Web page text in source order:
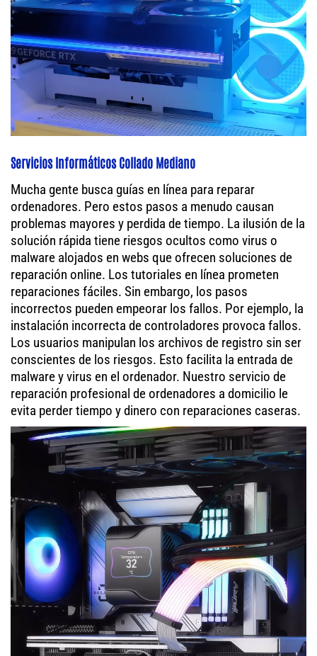
Servicios Informáticos Collado Mediano
Mucha gente busca guías en línea para reparar
ordenadores. Pero estos pasos a menudo causan
problemas mayores y perdida de tiempo. La ilusión de la
solución rápida tiene riesgos ocultos como virus o
malware alojados en webs que ofrecen soluciones de
reparación online. Los tutoriales en línea prometen
reparaciones fáciles. Sin embargo, los pasos
incorrectos pueden empeorar los fallos. Por ejemplo, la
instalación incorrecta de controladores provoca fallos.
Los usuarios manipulan los archivos de registro sin ser
conscientes de los riesgos. Esto facilita la entrada de
malware y virus en el ordenador. Nuestro servicio de
reparación profesional de ordenadores a domicilio le
evita perder tiempo y dinero con reparaciones caseras.